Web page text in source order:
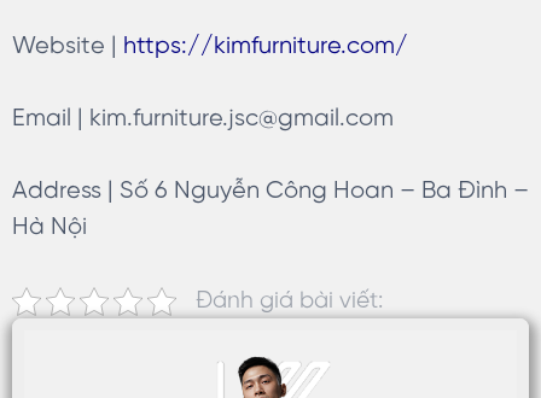
Website | https://kimfurniture.com/
Email | kim.furniture.jsc@gmail.com
Address | Số 6 Nguyễn Công Hoan – Ba Đình –
Hà Nội
Đánh giá bài viết: